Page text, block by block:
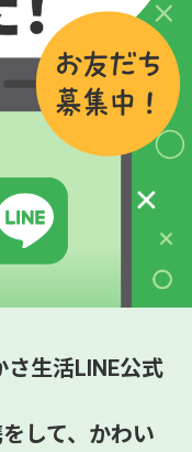
生活LINE公式
して、かわい